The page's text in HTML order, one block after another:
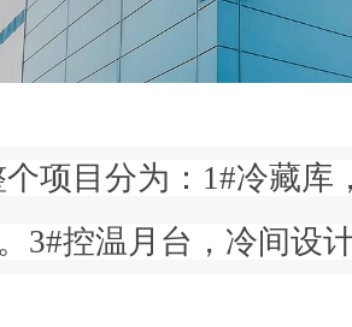
项目分为：1#冷藏
3#控温月台，冷间设